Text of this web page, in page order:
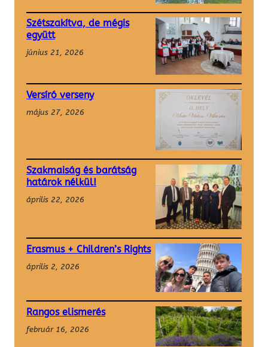
Szétszakítva, de mégis
együtt
június 21, 2026
Versíró verseny
május 27, 2026
Szakmaiság és barátság
határok nélkül!
április 22, 2026
Erasmus + Children’s Rights
április 2, 2026
Rangos elismerés
február 16, 2026